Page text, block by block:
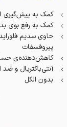
کمک به پیش‌گیری
کمک به رفع بوی
پیروفسفات
کاهش‌دهنده‌ی
آنتی‌باکتریال و ضد
بدون الکل